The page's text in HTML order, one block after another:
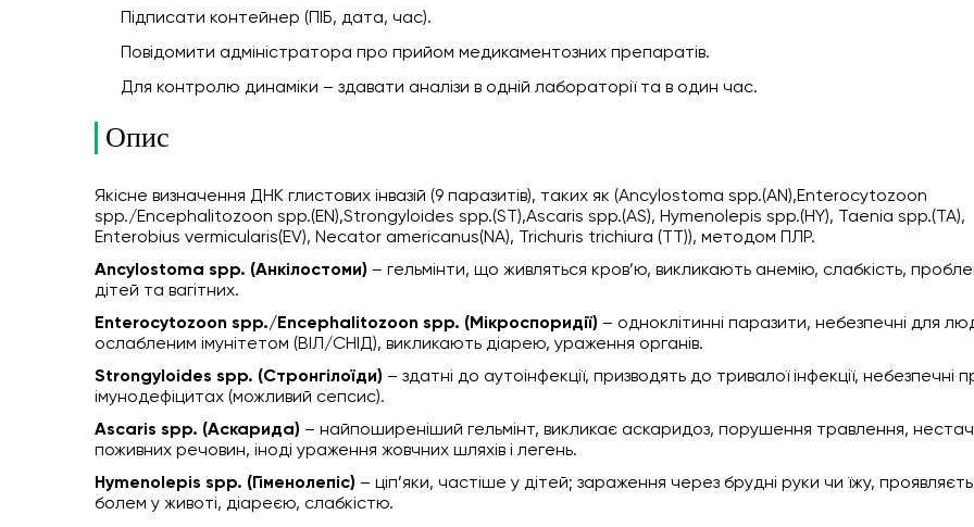
Підписати контейнер (ПІБ, дата, час).
Повідомити адміністратора про прийом медикаментозних препаратів.
Для контролю динаміки – здавати аналізи в одній лабораторії та в один час.
Опис
Якісне визначення ДНК глистових інвазій (9 паразитів), таких як (Ancylostoma spp.(AN),Enterocytozoon
spp./Encephalitozoon spp.(EN),Strongyloides spp.(ST),Ascaris spp.(AS), Hymenolepis spp.(HY), Taenia spp.(TA),
Enterobius vermicularis(EV), Necator americanus(NA), Trichuris trichiura (TT)), методом ПЛР.
Ancylostoma spp. (Анкілостоми) – гельмінти, що живляться кров’ю, викликають анемію, слабкість,
дітей та вагітних.
Enterocytozoon spp./Encephalitozoon spp. (Мікроспоридії) – одноклітинні паразити, небезпечні для
ослабленим імунітетом (ВІЛ/СНІД), викликають діарею, ураження органів.
Strongyloides spp. (Стронгілоїди) – здатні до аутоінфекції, призводять до тривалої інфекції, небезпечні
імунодефіцитах (можливий сепсис).
Ascaris spp. (Аскарида) – найпоширеніший гельмінт, викликає аскаридоз, порушення травлення,
поживних речовин, іноді ураження жовчних шляхів і легень.
Hymenolepis spp. (Гіменолепіс) – ціп’яки, частіше у дітей; зараження через брудні руки чи їжу,
болем у животі, діареєю, слабкістю.